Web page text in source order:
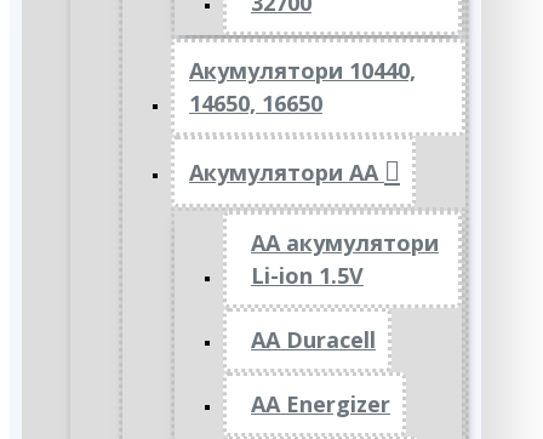
Акумулятори 10440,
14650, 16650
Акумулятори АА
AA акумулятори
Li-ion 1.5V
AA Duracell
AA Energizer